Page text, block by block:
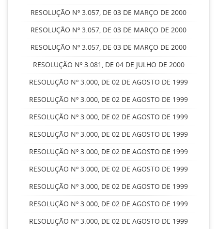
RESOLUÇÃO Nº 3.057, DE 03 DE MARÇO DE 2000
RESOLUÇÃO Nº 3.057, DE 03 DE MARÇO DE 2000
RESOLUÇÃO Nº 3.057, DE 03 DE MARÇO DE 2000
RESOLUÇÃO Nº 3.081, DE 04 DE JULHO DE 2000
RESOLUÇÃO Nº 3.000, DE 02 DE AGOSTO DE 1999
RESOLUÇÃO Nº 3.000, DE 02 DE AGOSTO DE 1999
RESOLUÇÃO Nº 3.000, DE 02 DE AGOSTO DE 1999
RESOLUÇÃO Nº 3.000, DE 02 DE AGOSTO DE 1999
RESOLUÇÃO Nº 3.000, DE 02 DE AGOSTO DE 1999
RESOLUÇÃO Nº 3.000, DE 02 DE AGOSTO DE 1999
RESOLUÇÃO Nº 3.000, DE 02 DE AGOSTO DE 1999
RESOLUÇÃO Nº 3.000, DE 02 DE AGOSTO DE 1999
RESOLUÇÃO Nº 3.000, DE 02 DE AGOSTO DE 1999